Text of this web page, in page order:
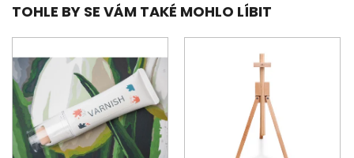
TOHLE BY SE VÁM TAKÉ MOHLO LÍBIT